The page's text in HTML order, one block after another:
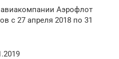
Аэрофлот
с 27 апреля 2018 по 31